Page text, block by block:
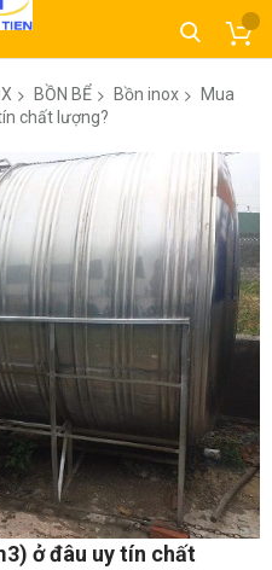
BỒN BỂ Bồn inox
Mua
chất lượng?
ở đâu uy tín chất